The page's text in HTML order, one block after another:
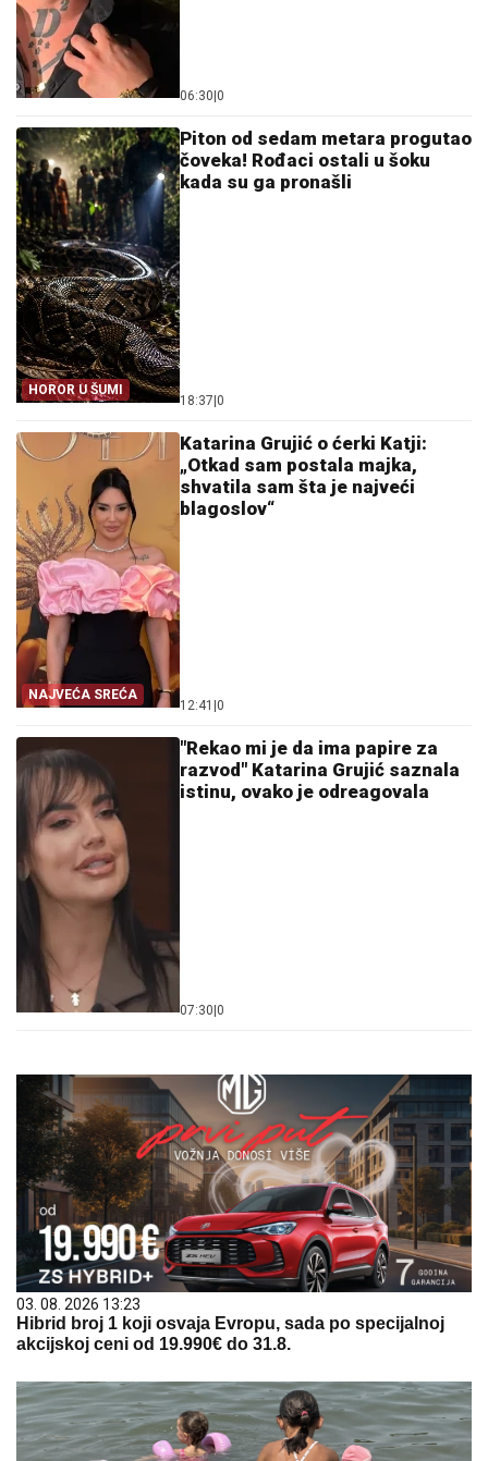
06:30|0
HOROR U ŠUMI
Piton od sedam metara progutao
čoveka! Rođaci ostali u šoku
kada su ga pronašli
18:37|0
NAJVEĆA SREĆA
Katarina Grujić o ćerki Katji:
„Otkad sam postala majka,
shvatila sam šta je najveći
blagoslov“
12:41 |0
"Rekao mi je da ima papire za
razvod" Katarina Grujić saznala
istinu, ovako je odreagovala
07:30|0
03. 08. 2026 13:23
Hibrid broj 1 koji osvaja Evropu, sada po specijalnoj
akcijskoj ceni od 19.990€ do 31.8.